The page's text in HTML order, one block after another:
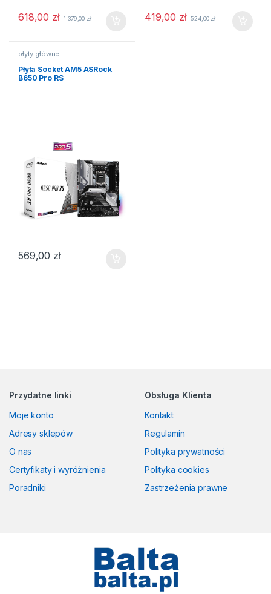
618,00 zł 1 379,00zł 419,00 zł 524,00zł
płyty główne
Płyta Socket AM5 ASRock
B650 Pro RS
569,00 zł
Przydatne linki
Moje konto
Adresy sklepów
O nas
Certyfikaty i wyróżnienia
Poradniki
Obsługa Klienta
Kontakt
Regulamin
Polityka prywatności
Polityka cookies
Zastrzeżenia prawne